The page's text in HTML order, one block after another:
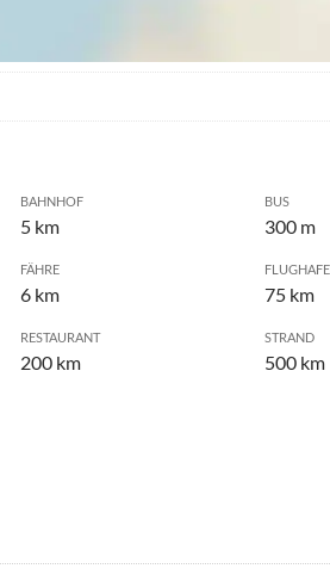
BAHNHOF
5 km
BUS
300 m
FÄHRE
6 km 75 km
RESTAURANT
200 km
STRAND
500 km